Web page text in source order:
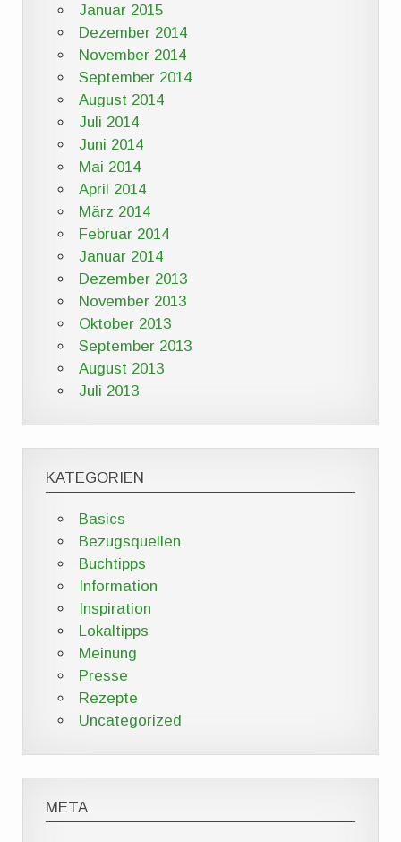
Januar 2015
Dezember 2014
November 2014
September 2014
August 2014
Juli 2014
Juni 2014
Mai 2014
April 2014
März 2014
Februar 2014
Januar 2014
Dezember 2013
November 2013
Oktober 2013
September 2013
August 2013
Juli 2013
KATEGORIEN
Basics
Bezugsquellen
Buchtipps
Information
Inspiration
Lokaltipps
Meinung
Presse
Rezepte
Uncategorized
META